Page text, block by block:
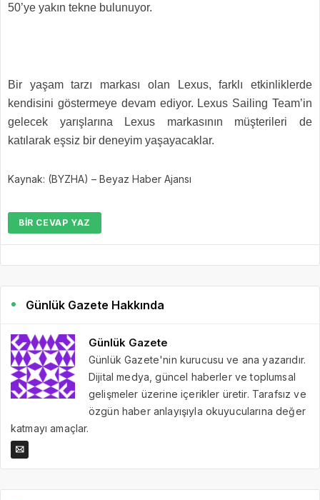
50’ye yakın tekne bulunuyor.
Bir yaşam tarzı markası olan Lexus, farklı etkinliklerde
kendisini göstermeye devam ediyor. Lexus Sailing Team’in
gelecek yarışlarına Lexus markasının müşterileri de
katılarak eşsiz bir deneyim yaşayacaklar.
Kaynak: (BYZHA) – Beyaz Haber Ajansı
BIR CEVAP YAZ
Günlük Gazete Hakkında
Günlük Gazete
Günlük Gazete'nin kurucusu ve ana yazarıdır.
Dijital medya, güncel haberler ve toplumsal
gelişmeler üzerine içerikler üretir. Tarafsız ve
özgün haber anlayışıyla okuyucularına değer
katmayı amaçlar.